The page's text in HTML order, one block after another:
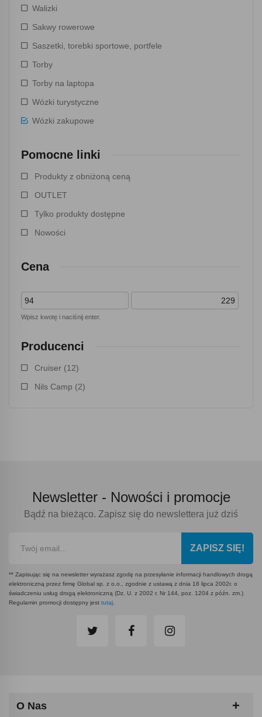
Walizki
Sakwy rowerowe
Saszetki, torebki sportowe, portfele
Torby
Torby na laptopa
Wózki turystyczne
Wózki zakupowe
Pomocne linki
Produkty z obniżoną ceną
OUTLET
Tylko produkty dostępne
Nowości
Cena
Wpisz kwotę i naciśnij enter.
Producenci
Cruiser (12)
Nils Camp (2)
Newsletter - Nowości i promocje
Bądź na bieżąco. Zapisz się do newslettera już dziś
ZAPISZ SIĘ!
** Zapisując się na newsletter wyrażasz zgodę na przesyłanie informacji handlowych drogą
elektroniczną przez firmę Global sp. z o.o., zgodnie z ustawą z dnia 18 lipca 2002r. o
świadczeniu usług drogą elektroniczną (Dz. U. z 2002 r. Nr 144, poz. 1204 z późn. zm.)
Regulamin promocji dostępny jest tutaj.
O Nas